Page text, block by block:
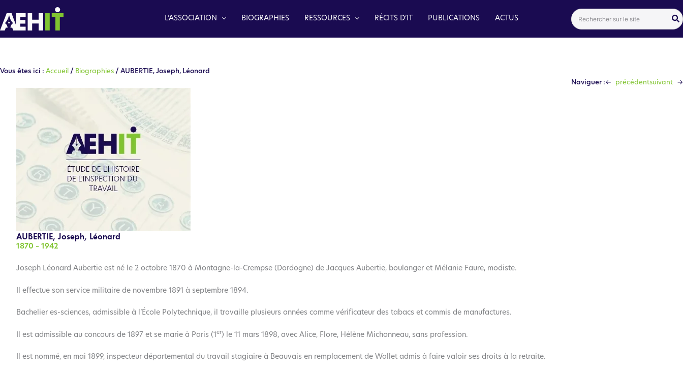
au
contenu
L’ASSOCIATION BIOGRAPHIES RESSOURCES RÉCITS D’IT PUBLICATIONS ACTUS
Search
for:
Vous êtes ici : Accueil / Biographies / AUBERTIE, Joseph, Léonard
Naviguer :← précédentsuivant →
AUBERTIE, Joseph, Léonard
1870 – 1942
Joseph Léonard Aubertie est né le 2 octobre 1870 à Montagne-la-Crempse (Dordogne) de Jacques Aubertie, boulanger et Mélanie Faure, modiste.
Il effectue son service militaire de novembre 1891 à septembre 1894.
Bachelier es-sciences, admissible à l’École Polytechnique, il travaille plusieurs années comme vérificateur des tabacs et commis de manufactures.
Il est admissible au concours de 1897 et se marie à Paris (1 er) le 11 mars 1898, avec Alice, Flore, Hélène Michonneau, sans profession.
Il est nommé, en mai 1899, inspecteur départemental du travail stagiaire à Beauvais en remplacement de Wallet admis à faire valoir ses droits à la retraite.